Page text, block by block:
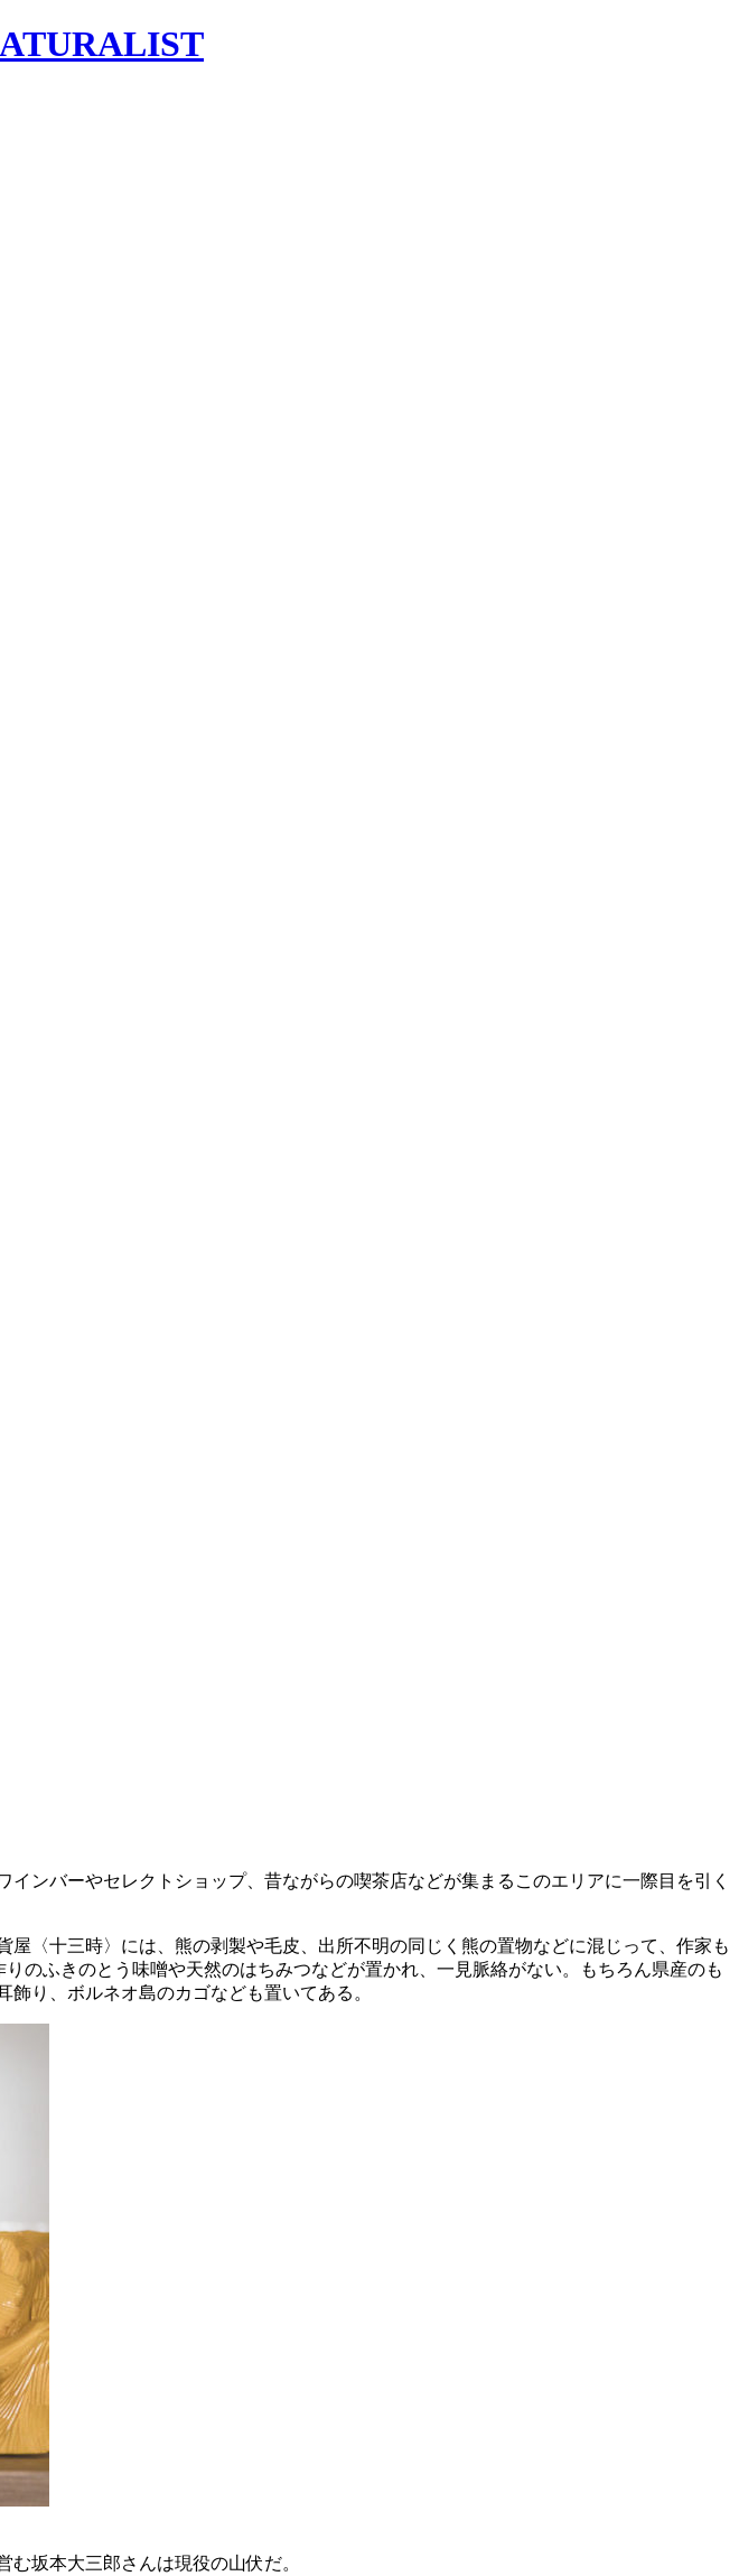
ンバーやセレクトショップ、昔ながらの喫茶店などが集まるこのエリアに一際目を引く
〈十三時〉には、熊の剥製や毛皮、出所不明の同じく熊の置物などに混じって、作家も
のふきのとう味噌や天然のはちみつなどが置かれ、一見脈絡がない。もちろん県産のも
り、ボルネオ島のカゴなども置いてある。
坂本大三郎さんは現役の山伏だ。